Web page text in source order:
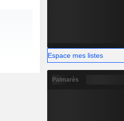
Espace mes listes
Palmarès